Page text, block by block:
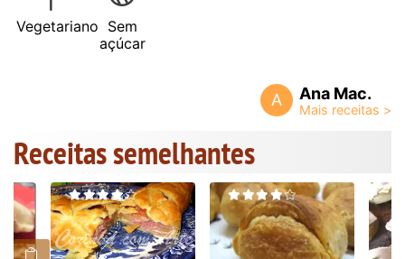
Vegetariano Sem
açúcar
A Ana Mac.
Receitas semelhantes